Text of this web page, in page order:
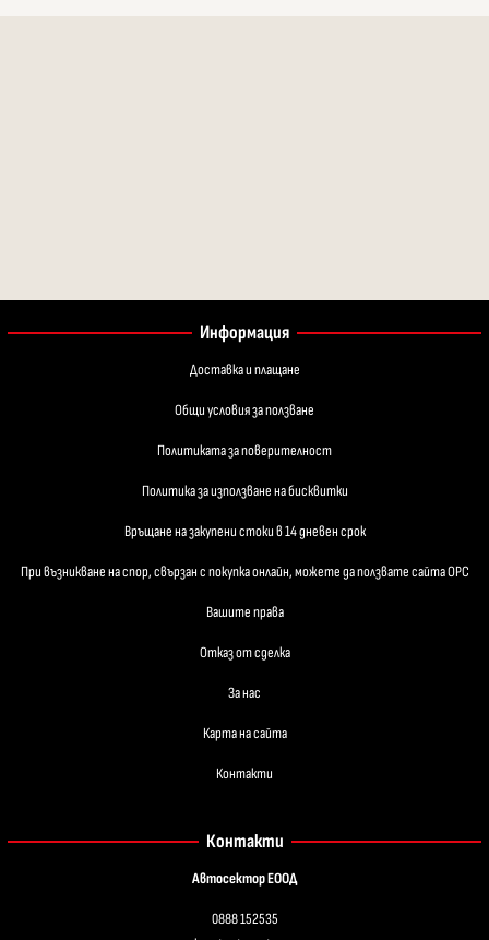
Информация
Доставка и плащане
Общи условия за ползване
Политиката за поверителност
Политика за използване на бисквитки
Връщане на закупени стоки в 14 дневен срок
При възникване на спор, свързан с покупка онлайн, можете да ползвате сайта ОРС
Вашите права
Отказ от сделка
За нас
Карта на сайта
Контакти
Контакти
Автосектор ЕООД
0888 152535